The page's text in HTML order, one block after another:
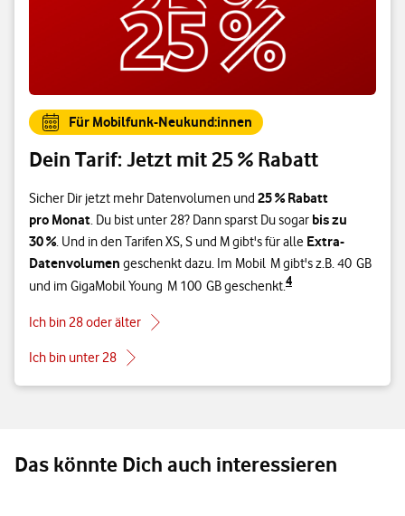
Für Mobilfunk-Neukund:innen
Dein Tarif: Jetzt mit 25 % Rabatt
Sicher Dir jetzt mehr Datenvolumen und 25 % Rabatt
pro Monat. Du bist unter 28? Dann sparst Du sogar bis zu
30 %. Und in den Tarifen XS, S und M gibt's für alle Extra-
Datenvolumen geschenkt dazu. Im Mobil M gibt's z.B. 40 GB
und im GigaMobil Young M 100 GB geschenkt.4
Ich bin 28 oder älter
Ich bin unter 28
Das könnte Dich auch interessieren